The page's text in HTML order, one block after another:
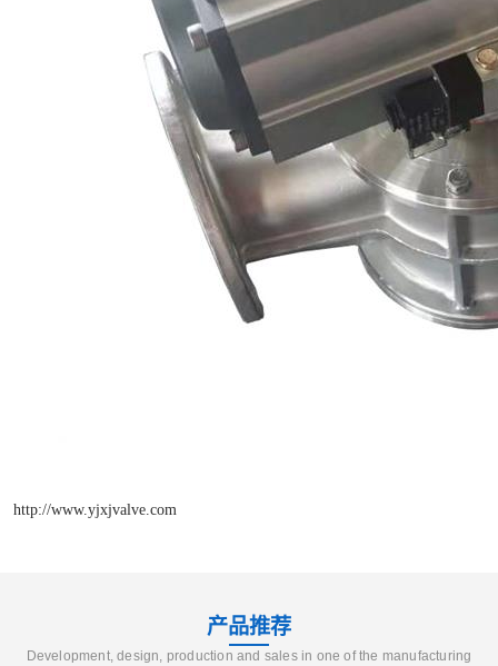
http://www.yjxjvalve.com
产品推荐
Development, design, production and sales in one of the manufacturing